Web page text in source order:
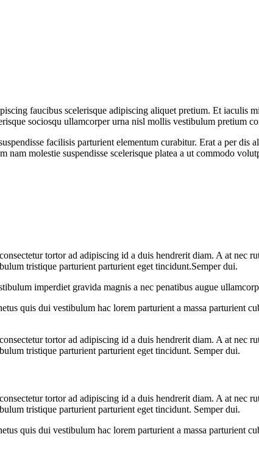
faucibus scelerisque adipiscing aliquet pretium. Et iaculis
sociosqu ullamcorper urna nisl mollis vestibulum pretium
facilisis parturient elementum curabitur. Erat a per dis
molestie suspendisse scelerisque platea a ut commodo
tortor ad adipiscing id a duis hendrerit diam. A at nec
tristique parturient parturient eget tincidunt.Semper dui.
imperdiet gravida magnis a nec penatibus augue
quis dui vestibulum hac lorem parturient a massa parturient
tortor ad adipiscing id a duis hendrerit diam. A at nec
tristique parturient parturient eget tincidunt. Semper dui.
tortor ad adipiscing id a duis hendrerit diam. A at nec
tristique parturient parturient eget tincidunt. Semper dui.
quis dui vestibulum hac lorem parturient a massa parturient